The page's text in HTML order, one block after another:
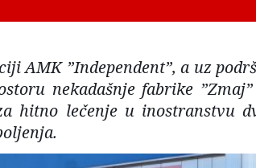
AMK ”Independent”, a uz
nekadašnje fabrike
hitno lečenje u inostranstvu